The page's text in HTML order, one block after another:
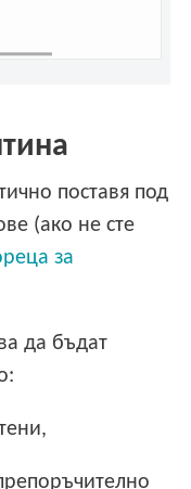
поставя под
(ако не сте
за
да бъдат